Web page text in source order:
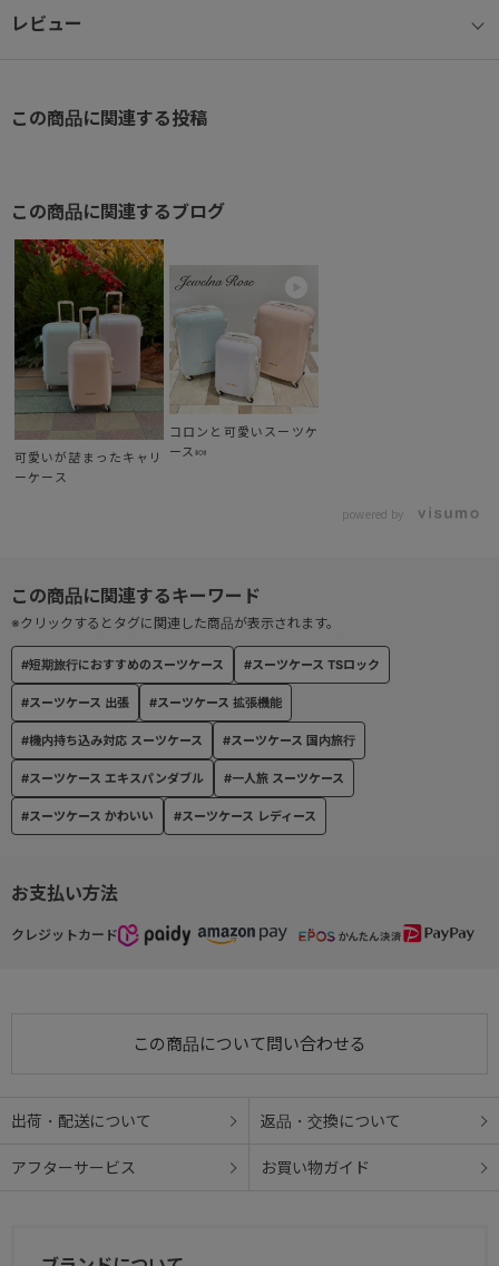
（ＬＣＣは会社ごとに規定が異なりますので、各航空会社にお問い
総外寸114cmの機内持込サイズで、出張や旅行にピッタリです。
帰りにお土産が増えても安心！
50mmの大口径キャスターを使用しているので、移動も静かでスム
ーズです。
TSダイヤルロック付で海外旅行にも安心のスーツケースです。
※鍵穴がついておりますが、こちらは保安検査員が使用する場所と
なります。
商品に鍵は付属いたしません。
※TSロックとは？※
現在、米国領土内をはじめとする世界各国の空港では、国内の移動
しかし、TSロック（Travel Sentry®認可ロック）搭載の鞄は、保安
検査員が特殊ツールを使って解錠し検査をすることが可能な為、鍵
をかけたまま預けることができるので安心です。
※おしらせ※
商品の画像は、展示会時のものを使用しており、実際の商品と違う
場合がございます。
お使いのパソコンやスマホによっても実際の色と多少異なる場合が
あります。
【リュックサック】 【ショルダーバッグ】
【SALE】
レビュー
お支払い方法
クレジットカード
この商品について問い合わせる
出荷・配送について 返品・交換について
アフターサービス お買い物ガイド
#短期旅行におすすめのスーツケース #スーツケース TSロック
#スーツケース 出張 #スーツケース 拡張機能
#機内持ち込み対応 スーツケース #スーツケース 国内旅行
#スーツケース エキスパンダブル #一人旅 スーツケース
#スーツケース かわいい #スーツケース レディース
※クリックするとタグに関連した商品が表示されます。
この商品に関連する投稿
この商品に関連するブログ
可愛いが詰まったキャリ
ーケース
コロンと可愛いスーツケ
ース🍬
powered by